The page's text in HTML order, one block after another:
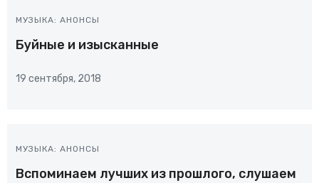
МУЗЫКА: АНОНСЫ
Буйные и изысканные
19 сентября, 2018
МУЗЫКА: АНОНСЫ
Вспоминаем лучших из прошлого, слушаем